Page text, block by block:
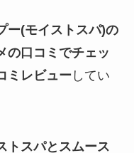
ー(モイストスパ)の
の口コミでチェッ
ミレビュー してい
トスパとスムース